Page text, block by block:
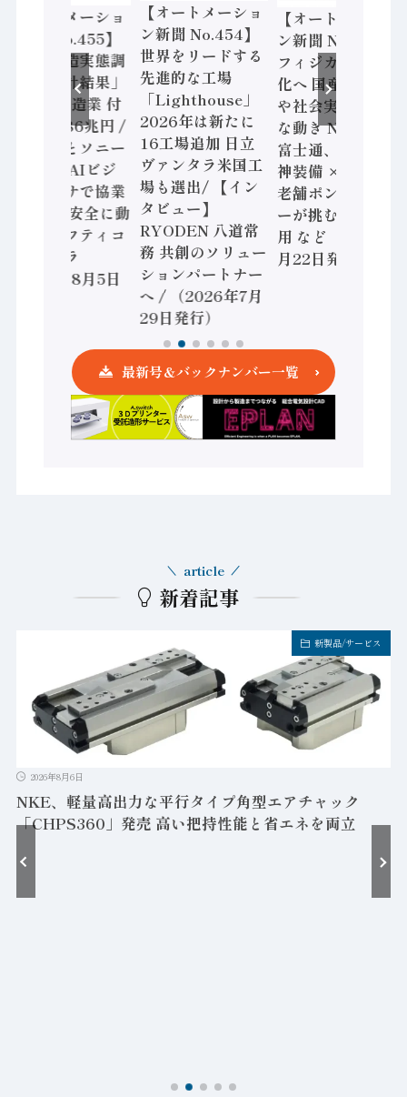
【オートメーショ
ン新聞 No.455】
「経済構造実態調
査二次集計結果」
2024年製造業 付
加価値額86兆円 /
三菱電機とソニー
セミコン AIビジ
ョンセンサで協業
/ IDEC、安全に動
かすセーフティコ
ントローラ
（2026年8月5日
【オートメーショ
ン新聞 No.454】
世界をリードする
先進的な工場
「Lighthouse」
2026年は新たに
16工場追加 日立
ヴァンタラ米国工
場も選出/ 【イン
タビュー】
RYODEN 八道常
務 共創のソリュー
ションパートナー
へ / （2026年7月
29日発行）
【オートメーショ
ン新聞 No.453】
フィジカルAI本格
化へ 国産AI開発
や社会実装に活発
な動き Noetra、
富士通、日立 / 兵
神装備 × HMS、
老舗ポンプメーカ
ーが挑むデータ活
用 など（2026年7
月22日発行）
最新号＆バックナンバー一覧
新着記事
article
新製品/サービス
2026年8月6日
NKE、軽量高出力な平行タイプ角型エアチャック
「CHPS360」発売 高い把持性能と省エネを両立